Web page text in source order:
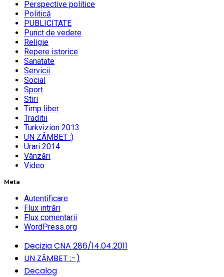
Perspective politice
Politică
PUBLICITATE
Punct de vedere
Religie
Repere istorice
Sanatate
Servicii
Social
Sport
Stiri
Timp liber
Traditii
Turkvizion 2013
UN ZÂMBET :)
Urari 2014
Vânzări
Video
Meta
Autentificare
Flux intrări
Flux comentarii
WordPress.org
Decizia CNA 286/14.04.2011
UN ZÂMBET :-)
Decalog